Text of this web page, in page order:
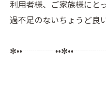
利用者様、ご家族様にと
過不足のないちょうど良